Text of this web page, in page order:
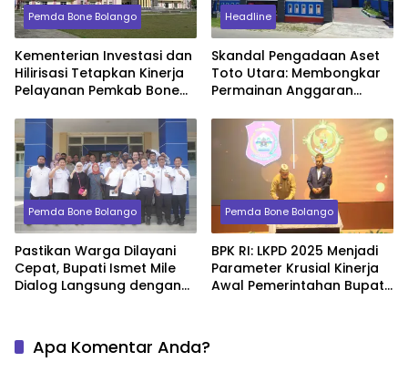
Pemda Bone Bolango
Kementerian Investasi dan
Hilirisasi Tetapkan Kinerja
Pelayanan Pemkab Bone
Baik”
Headline
Skandal Pengadaan Aset
Toto Utara: Membongkar
Permainan Anggaran
Dugaan Manipulasi
Laporan Keuangan
Pemda Bone Bolango
Pastikan Warga Dilayani
Cepat, Bupati Ismet Mile
Dialog Langsung dengan
Pemda Bone Bolango
BPK RI: LKPD 2025 Menjadi
Parameter Krusial Kinerja
Awal Pemerintahan Bupati
Apa Komentar Anda?